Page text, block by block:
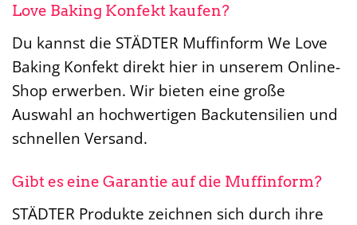
Love Baking Konfekt kaufen?
Du kannst die STÄDTER Muffinform We Love
Baking Konfekt direkt hier in unserem Online-
Shop erwerben. Wir bieten eine große
Auswahl an hochwertigen Backutensilien und
schnellen Versand.
Gibt es eine Garantie auf die Muffinform?
STÄDTER Produkte zeichnen sich durch ihre